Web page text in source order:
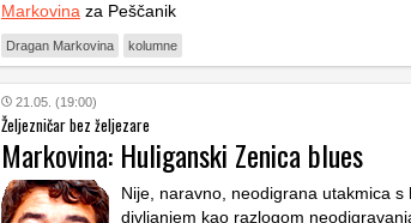
Markovina za Peščanik
Dragan Markovina kolumne
21.05. (19:00)
Željezničar bez željezare
Markovina: Huliganski Zenica blues
Nije, naravno, neodigrana utakmica s
divljanjem kao razlogom